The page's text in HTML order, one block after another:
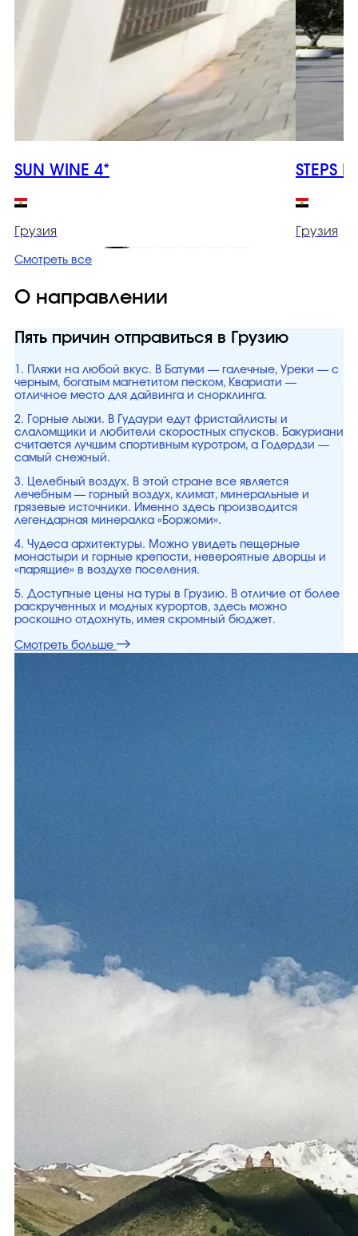
SUN WINE 4*
Грузия
STEPS
Грузия
Смотреть все
О направлении
Пять причин отправиться в Грузию
1. Пляжи на любой вкус. В Батуми — галечные, Уреки — с
черным, богатым магнетитом песком, Квариати —
отличное место для дайвинга и снорклинга.
2. Горные лыжи. В Гудаури едут фристайлисты и
слаломщики и любители скоростных спусков. Бакуриани
считается лучшим спортивным куротром, а Годердзи —
самый снежный.
3. Целебный воздух. В этой стране все является
лечебным — горный воздух, климат, минеральные и
грязевые источники. Именно здесь производится
легендарная минералка «Боржоми».
4. Чудеса архитектуры. Можно увидеть пещерные
монастыри и горные крепости, невероятные дворцы и
«парящие» в воздухе поселения.
5. Доступные цены на туры в Грузию. В отличие от более
раскрученных и модных курортов, здесь можно
роскошно отдохнуть, имея скромный бюджет.
Смотреть больше